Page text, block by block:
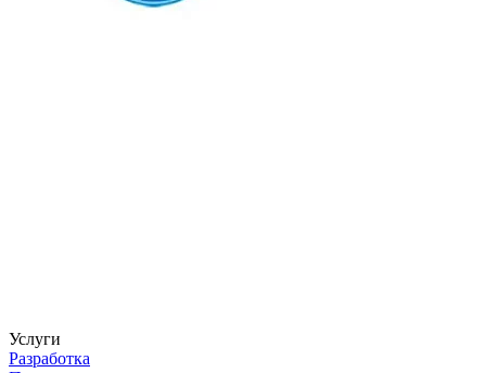
Услуги
Разработка